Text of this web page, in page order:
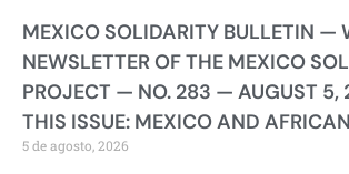
MEXICO SOLIDARITY BULLETIN —
NEWSLETTER OF THE MEXICO
PROJECT — NO. 283 — AUGUST
THIS ISSUE: MEXICO AND
5 de agosto, 2026